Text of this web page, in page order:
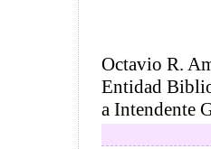
Octavio R.
Entidad
a Intendente